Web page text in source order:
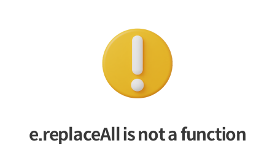
e.replaceAll is not a function